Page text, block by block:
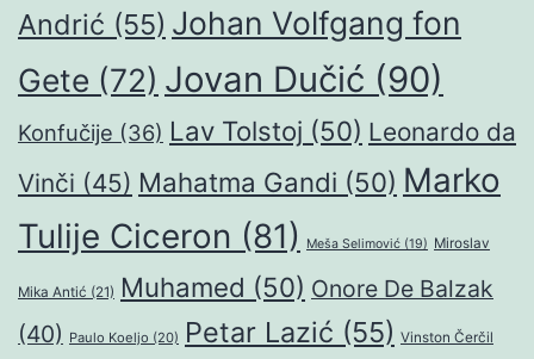
Andrić (55) Johan Volfgang fon
Gete (72) Jovan Dučić (90)
Konfučije (36) Lav Tolstoj (50) Leonardo da
Vinči (45) Mahatma Gandi (50) Marko
Tulije Ciceron (81) Meša Selimović (19) Miroslav
Mika Antić (21) Muhamed (50) Onore De Balzak
(40) Paulo Koeljo (20) Petar Lazić (55) Vinston Čerčil